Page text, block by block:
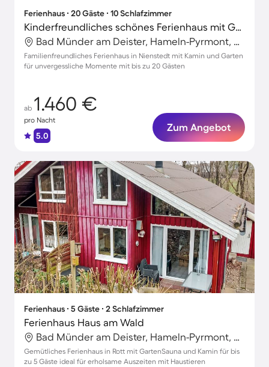
Ferienhaus ∙ 20 Gäste ∙ 10 Schlafzimmer
Kinderfreundliches schönes Ferienhaus mit Garten, Grill und Terrasse
Bad Münder am Deister, Hameln-Pyrmont, Deutschland
Familienfreundliches Ferienhaus in Nienstedt mit Kamin und Garten
für unvergessliche Momente mit bis zu 20 Gästen
ab 1.460 €
pro Nacht
5.0
Zum Angebot
Ferienhaus ∙ 5 Gäste ∙ 2 Schlafzimmer
Ferienhaus Haus am Wald
Bad Münder am Deister, Hameln-Pyrmont, Deutschland
Gemütliches Ferienhaus in Rott mit GartenSauna und Kamin für bis
zu 5 Gäste ideal für erholsame Auszeiten mit Haustieren